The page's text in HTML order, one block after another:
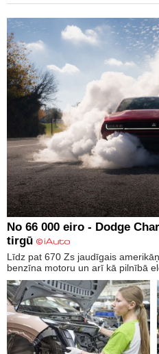
No 66 000 eiro - Dodge
tirgū
Līdz pat 670 Zs jaudīgais
benzīna motoru un arī kā pilnībā